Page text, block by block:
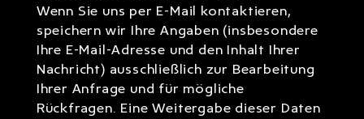
Wenn Sie uns per E-Mail kontaktieren,
speichern wir Ihre Angaben (insbesondere
Ihre E-Mail-Adresse und den Inhalt Ihrer
Nachricht) ausschließlich zur Bearbeitung
Ihrer Anfrage und für mögliche
Rückfragen. Eine Weitergabe dieser Daten